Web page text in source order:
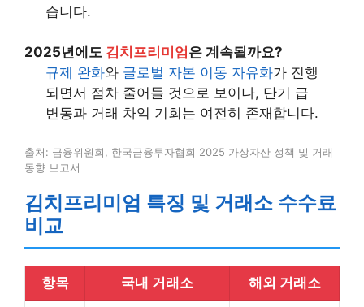
습니다.
2025년에도 김치프리미엄 은 계속될까요?
규제 완화와 글로벌 자본 이동 자유화가 진행
되면서 점차 줄어들 것으로 보이나, 단기 급
변동과 거래 차익 기회는 여전히 존재합니다.
출처: 금융위원회, 한국금융투자협회 2025 가상자산 정책 및 거래
동향 보고서
김치프리미엄 특징 및 거래소 수수료
비교
항목 국내 거래소 해외 거래소